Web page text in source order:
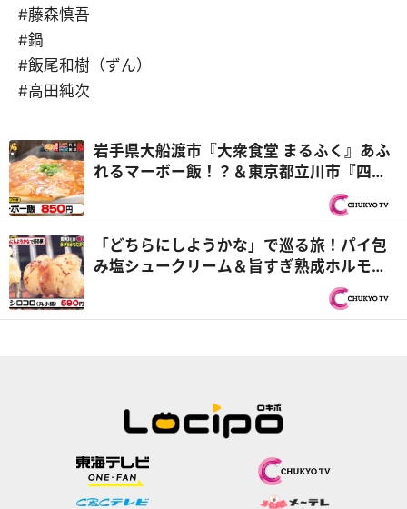
#藤森慎吾
#鍋
#飯尾和樹（ずん）
#高田純次
岩手県大船渡市『大衆食堂 まるふく』あふ
れるマーボー飯！？＆東京都立川市『四つ
角飯店』ジャイアント角煮定食『オモウマ
「どちらにしようかな」で巡る旅！パイ包
み塩シュークリーム＆旨すぎ熟成ホルモン